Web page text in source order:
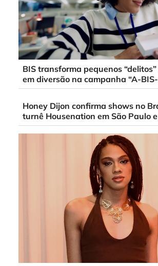
BIS transforma pequenos
em diversão na campanha “A-
Honey Dijon confirma shows no
turnê Housenation em São Paulo